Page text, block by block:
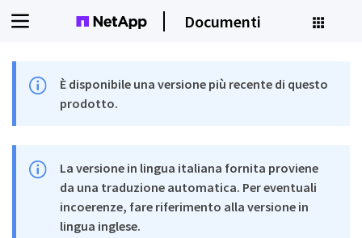
Documenti
È disponibile una versione più recente di questo
prodotto.
La versione in lingua italiana fornita proviene
da una traduzione automatica. Per eventuali
incoerenze, fare riferimento alla versione in
lingua inglese.